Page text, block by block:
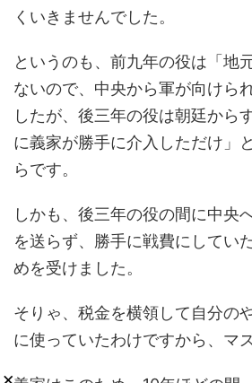
くいきませんでした。
というのも、前九年の役は「地
ないので、中央から軍が向けら
したが、後三年の役は朝廷から
に義家が勝手に介入しただけ」
らです。
しかも、後三年の役の間に中央
を送らず、勝手に戦費にしてい
めを受けました。
そりゃ、税金を横領して自分の
に使っていたわけですから、マ